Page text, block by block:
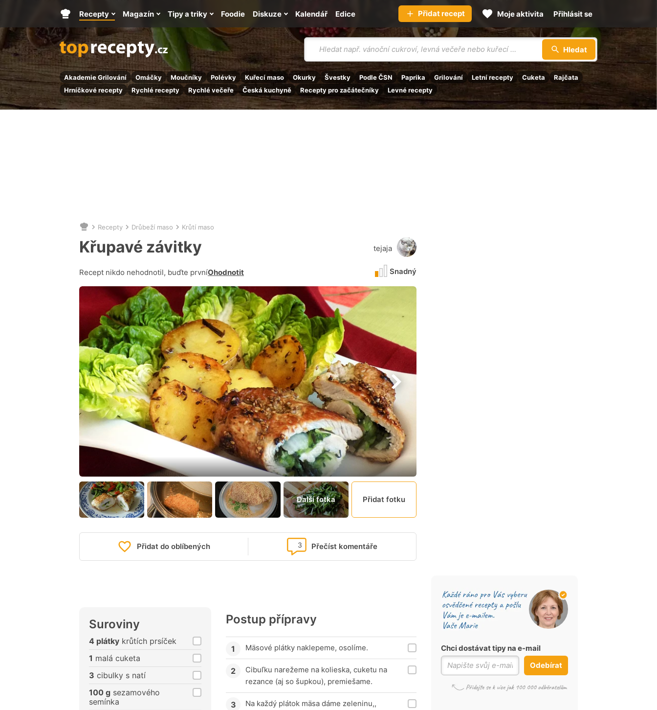
Vyhledávání
Hledat
Akademie Grilování Omáčky Moučníky Polévky Kuřecí maso Okurky Švestky Podle ČSN Paprika Grilování Letní recepty Cuketa
Rajčata
Hrníčkové recepty
Rychlé recepty Rychlé večeře Česká kuchyně Recepty pro začátečníky Levné recepty
Hlavní
stránka
Recepty Magazín Tipy a triky Kalendář
Foodie Diskuze Edice Přidat recept Moje aktivita Přihlásit se
Nacházíte
se
zde:
Recepty Drůbeží maso Krůtí maso
Křupavé závitky
Recept nikdo nehodnotil, buďte prvníOhodnotit
tejaja
Snadný
Další fotka Přidat fotku
Přidat do oblíbených Přečíst komentáře
3
Suroviny
4 plátky krůtích prsíček
1 malá cuketa
3 cibulky s natí
100 g sezamového
semínka
Postup přípravy
Mäsové plátky naklepeme, osolíme.
Cibuľku narežeme na kolieska, cuketu na
rezance (aj so šupkou), premiešame.
Na každý plátok mäsa dáme zeleninu,,
Chci dostávat tipy na e-mail
Odebírat